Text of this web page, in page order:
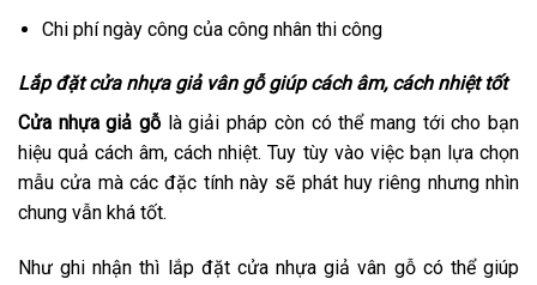
Chi phí ngày công của công nhân thi công
Lắp đặt cửa nhựa giả vân gỗ giúp cách âm, cách nhiệt tốt
Cửa nhựa giả gỗ là giải pháp còn có thể mang tới cho bạn
hiệu quả cách âm, cách nhiệt. Tuy tùy vào việc bạn lựa chọn
mẫu cửa mà các đặc tính này sẽ phát huy riêng nhưng nhìn
chung vẫn khá tốt.
Như ghi nhận thì lắp đặt cửa nhựa giả vân gỗ có thể giúp